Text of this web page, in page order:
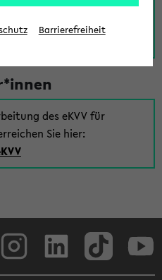
Gastzugang
des eKVV für
Sie hier:
Barrierefreiheit